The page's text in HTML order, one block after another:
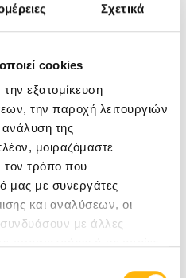
Σχετικά
cookies
εξατομίκευση
την παροχή λειτουργιών
της
μοιραζόμαστε
τρόπο που
μας με συνεργάτες
και αναλύσεων, οι
συνδυάσουν με άλλες
δεν μένω έγκυος: Πώς
τα επόμενα βήματα στη
του προστάτη: Μια
θεραπευτική επιλογή
που οφείλεις να ξέρεις για